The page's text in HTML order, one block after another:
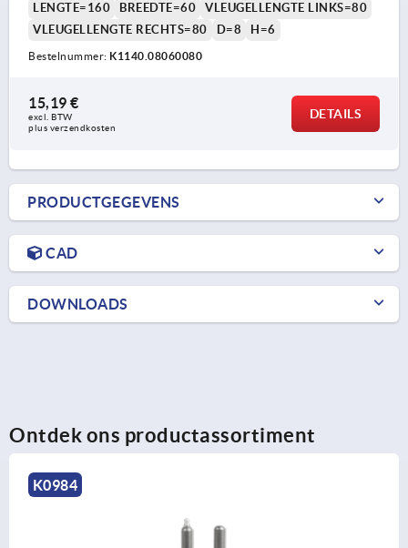
LENGTE=160 BREEDTE=60
VLEUGELLENGTE LINKS=80
VLEUGELLENGTE RECHTS=80
D=8 H=6
Bestelnummer: K1140.08060080
15,19 €
excl. BTW
plus verzendkosten
DETAILS
PRODUCTGEGEVENS
CAD
DOWNLOADS
Ontdek ons productassortiment
K0984